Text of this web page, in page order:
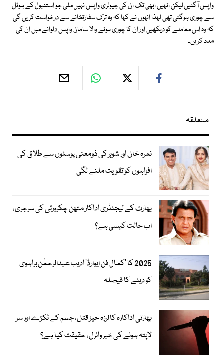
واپس آگئیں لیکن انہیں ابھی تک ان کی جیولری واپس نہیں ملی جو استنبول کے ہوٹل
سے چوری ہوگئی تھی لہذا انہوں نے کہا کہ وہ ترک سفارتخانے سے درخواست کریں گی
کہ وہ اس معاملے کو دیکھیں اور ان کا چوری ہونے والا سامان واپس دلوانے میں ان کی
مدد کریں۔
متعلقہ
نمرہ خان اور شوہر کی ذومعنی پوسٹوں سے طلاق کی
افواہوں کو تقویت ملنے لگی
بھارت کے لیجنڈری اداکار متھن چکرورتی کی سرجری،
اب حالت کیسی ہے؟
2025 کا ’کمال فن ایوارڈ‘ ادیب عبدالرحمٰن براہوی
کو دینے کا فیصلہ
بھارتی اداکارہ کا لرزہ خیز قتل، جسم کے ٹکڑے اور سر
لاپتہ ہونے کی خبر وائرل، حقیقت کیا ہے؟